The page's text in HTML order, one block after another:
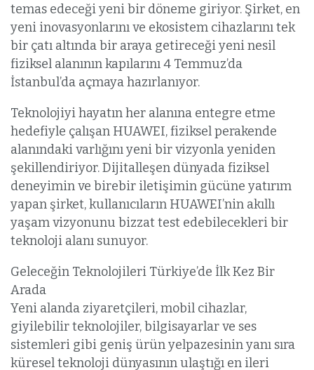
temas edeceği yeni bir döneme giriyor. Şirket, en
yeni inovasyonlarını ve ekosistem cihazlarını tek
bir çatı altında bir araya getireceği yeni nesil
fiziksel alanının kapılarını 4 Temmuz’da
İstanbul’da açmaya hazırlanıyor.
Teknolojiyi hayatın her alanına entegre etme
hedefiyle çalışan HUAWEI, fiziksel perakende
alanındaki varlığını yeni bir vizyonla yeniden
şekillendiriyor. Dijitalleşen dünyada fiziksel
deneyimin ve birebir iletişimin gücüne yatırım
yapan şirket, kullanıcıların HUAWEI’nin akıllı
yaşam vizyonunu bizzat test edebilecekleri bir
teknoloji alanı sunuyor.
Geleceğin Teknolojileri Türkiye’de İlk Kez Bir
Arada
Yeni alanda ziyaretçileri, mobil cihazlar,
giyilebilir teknolojiler, bilgisayarlar ve ses
sistemleri gibi geniş ürün yelpazesinin yanı sıra
küresel teknoloji dünyasının ulaştığı en ileri